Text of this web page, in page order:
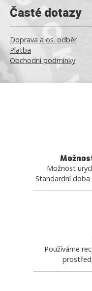
Časté dotazy
Doprava a os. odběr
Platba
Obchodní podmínky
Možnost
Standardní doba
Používáme